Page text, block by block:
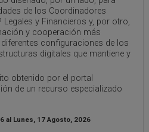
de los Coordinadores
Legales y Financieros y, por otro,
y cooperación más
configuraciones de los
digitales que mantiene y
obtenido por el portal
de un recurso especializado
al Lunes, 17 Agosto, 2026